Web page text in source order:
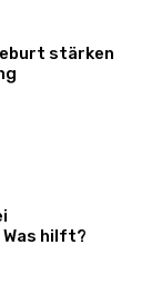
stärken
Was hilft?